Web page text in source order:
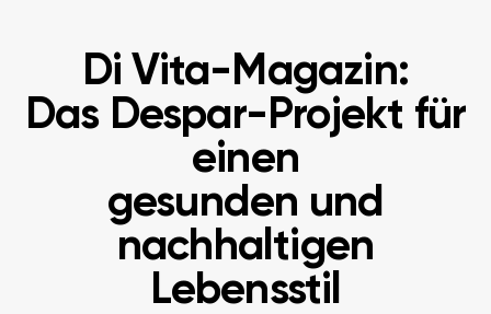
Di Vita-Magazin:
Das Despar-Projekt für
einen
gesunden und
nachhaltigen
Lebensstil